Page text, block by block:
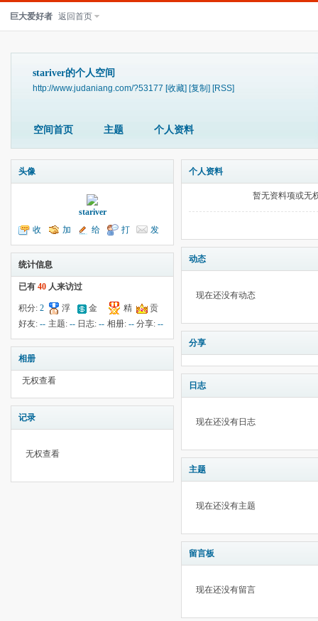
巨大爱好者 返回首页
stariver的个人空间
http://www.judaniang.com/?53177 [收藏] [复制] [RSS]
空间首页 主题 个人资料
头像
stariver
收
听TA
加
为好友
给
我留言
打
个招呼
发
送消息
统计信息
已有 40 人来访过
积分: 2
浮
云:
金
钱:4
精
华:--
贡
献:--
好友: -- 主题: -- 日志:-- 相册: -- 分享:--
相册
无权查看
记录
无权查看
个人资料
暂无资料项或无
动态
现在还没有动态
分享
日志
现在还没有日志
主题
现在还没有主题
留言板
现在还没有留言